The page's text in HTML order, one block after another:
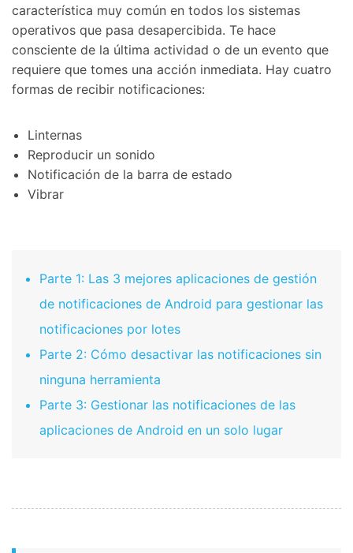
característica muy común en todos los sistemas
operativos que pasa desapercibida. Te hace
consciente de la última actividad o de un evento que
requiere que tomes una acción inmediata. Hay cuatro
formas de recibir notificaciones:
Linternas
Reproducir un sonido
Notificación de la barra de estado
Vibrar
Parte 1: Las 3 mejores aplicaciones de gestión
de notificaciones de Android para gestionar las
notificaciones por lotes
Parte 2: Cómo desactivar las notificaciones sin
ninguna herramienta
Parte 3: Gestionar las notificaciones de las
aplicaciones de Android en un solo lugar